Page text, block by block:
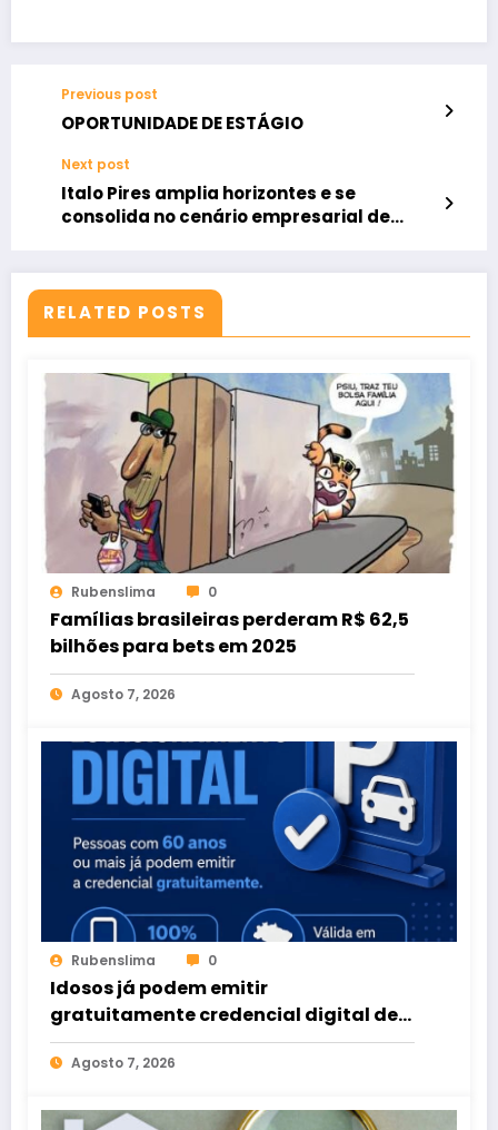
Previous post
OPORTUNIDADE DE ESTÁGIO
Next post
Italo Pires amplia horizontes e se
consolida no cenário empresarial de
RELATED POSTS
Rubenslima 0
Famílias brasileiras perderam R$ 62,5
bilhões para bets em 2025
Agosto 7, 2026
Rubenslima 0
Idosos já podem emitir
gratuitamente credencial digital de
estacionamento
Agosto 7, 2026